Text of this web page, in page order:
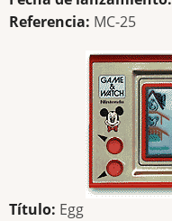
Referencia: MC-25
Título: Egg